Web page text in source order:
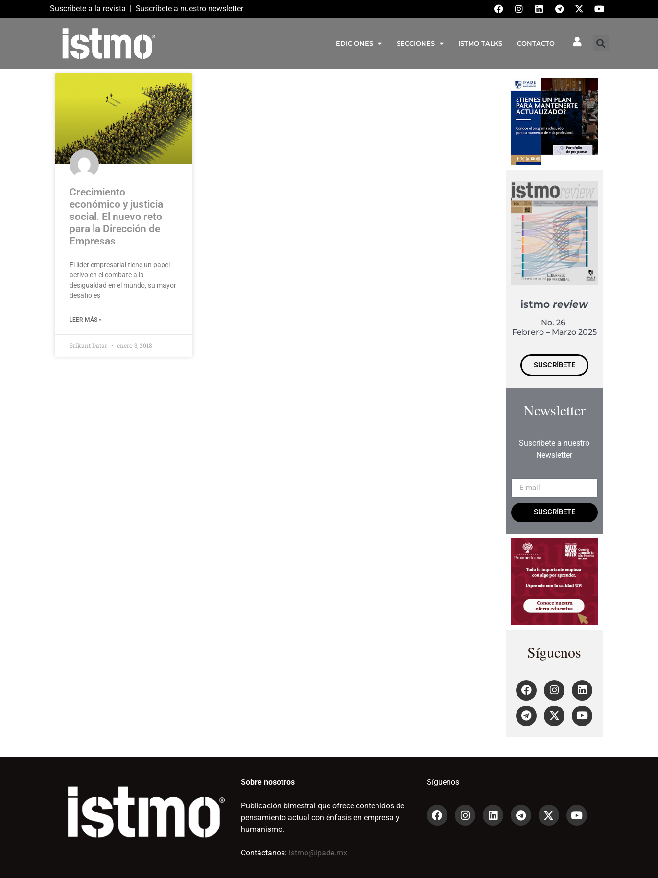
Suscríbete a la revista | Suscríbete a nuestro newsletter
EDICIONES SECCIONES ISTMO TALKS CONTACTO
Crecimiento
económico y justicia
social. El nuevo reto
para la Dirección de
Empresas
El líder empresarial tiene un papel
activo en el combate a la
desigualdad en el mundo, su mayor
desafío es
LEER MÁS »
Srikant Datar enero 3, 2018
istmoreview
No. 26
Febrero – Marzo 2025
SUSCRÍBETE
Newsletter
Suscríbete a nuestro
Newsletter
SUSCRÍBETE
Síguenos
Sobre nosotros
Publicación bimestral que ofrece contenidos de
pensamiento actual con énfasis en empresa y
humanismo.
Contáctanos: istmo@ipade.mx
Síguenos